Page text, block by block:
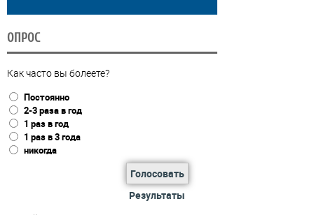
ОПРОС
Как часто вы болеете?
Постоянно
2-3 раза в год
1 раз в год
1 раз в 3 года
никогда
Голосовать
Результаты